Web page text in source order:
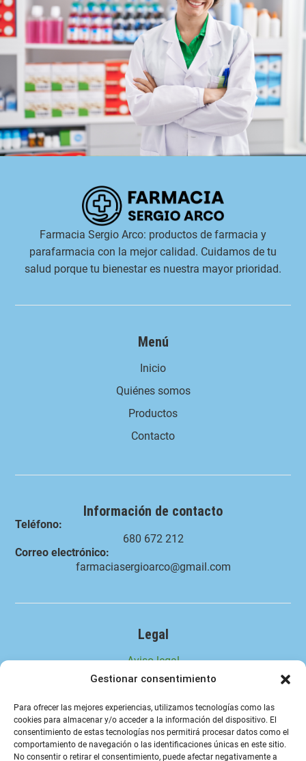
Gestionar consentimiento
Para ofrecer las mejores experiencias, utilizamos tecnologías como las
cookies para almacenar y/o acceder a la información del dispositivo. El
consentimiento de estas tecnologías nos permitirá procesar datos como el
comportamiento de navegación o las identificaciones únicas en este sitio.
No consentir o retirar el consentimiento, puede afectar negativamente a
Farmacia Sergio Arco: productos de farmacia y
parafarmacia con la mejor calidad. Cuidamos de tu
salud porque tu bienestar es nuestra mayor prioridad.
Menú
Inicio
Quiénes somos
Productos
Contacto
Información de contacto
Teléfono:
680 672 212
Correo electrónico:
farmaciasergioarco@gmail.com
Legal
Aviso legal
Política de privacidad
Política de cookies (UE)
Política de envíos y devoluciones
Accesibilidad